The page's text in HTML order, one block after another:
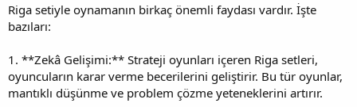
Riga setiyle oynamanın birkaç önemli faydası vardır. İşte
bazıları:
1. **Zekâ Gelişimi:** Strateji oyunları içeren Riga setleri,
oyuncuların karar verme becerilerini geliştirir. Bu tür oyunlar,
mantıklı düşünme ve problem çözme yeteneklerini artırır.